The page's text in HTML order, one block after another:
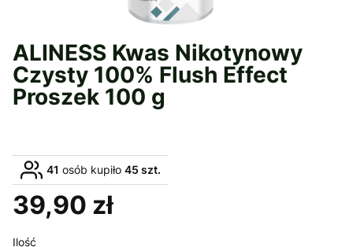
ALINESS Kwas Nikotynowy
Czysty 100% Flush Effect
Proszek 100 g
41 osób kupiło 45 szt.
Cena
39,90 zł
Ilość